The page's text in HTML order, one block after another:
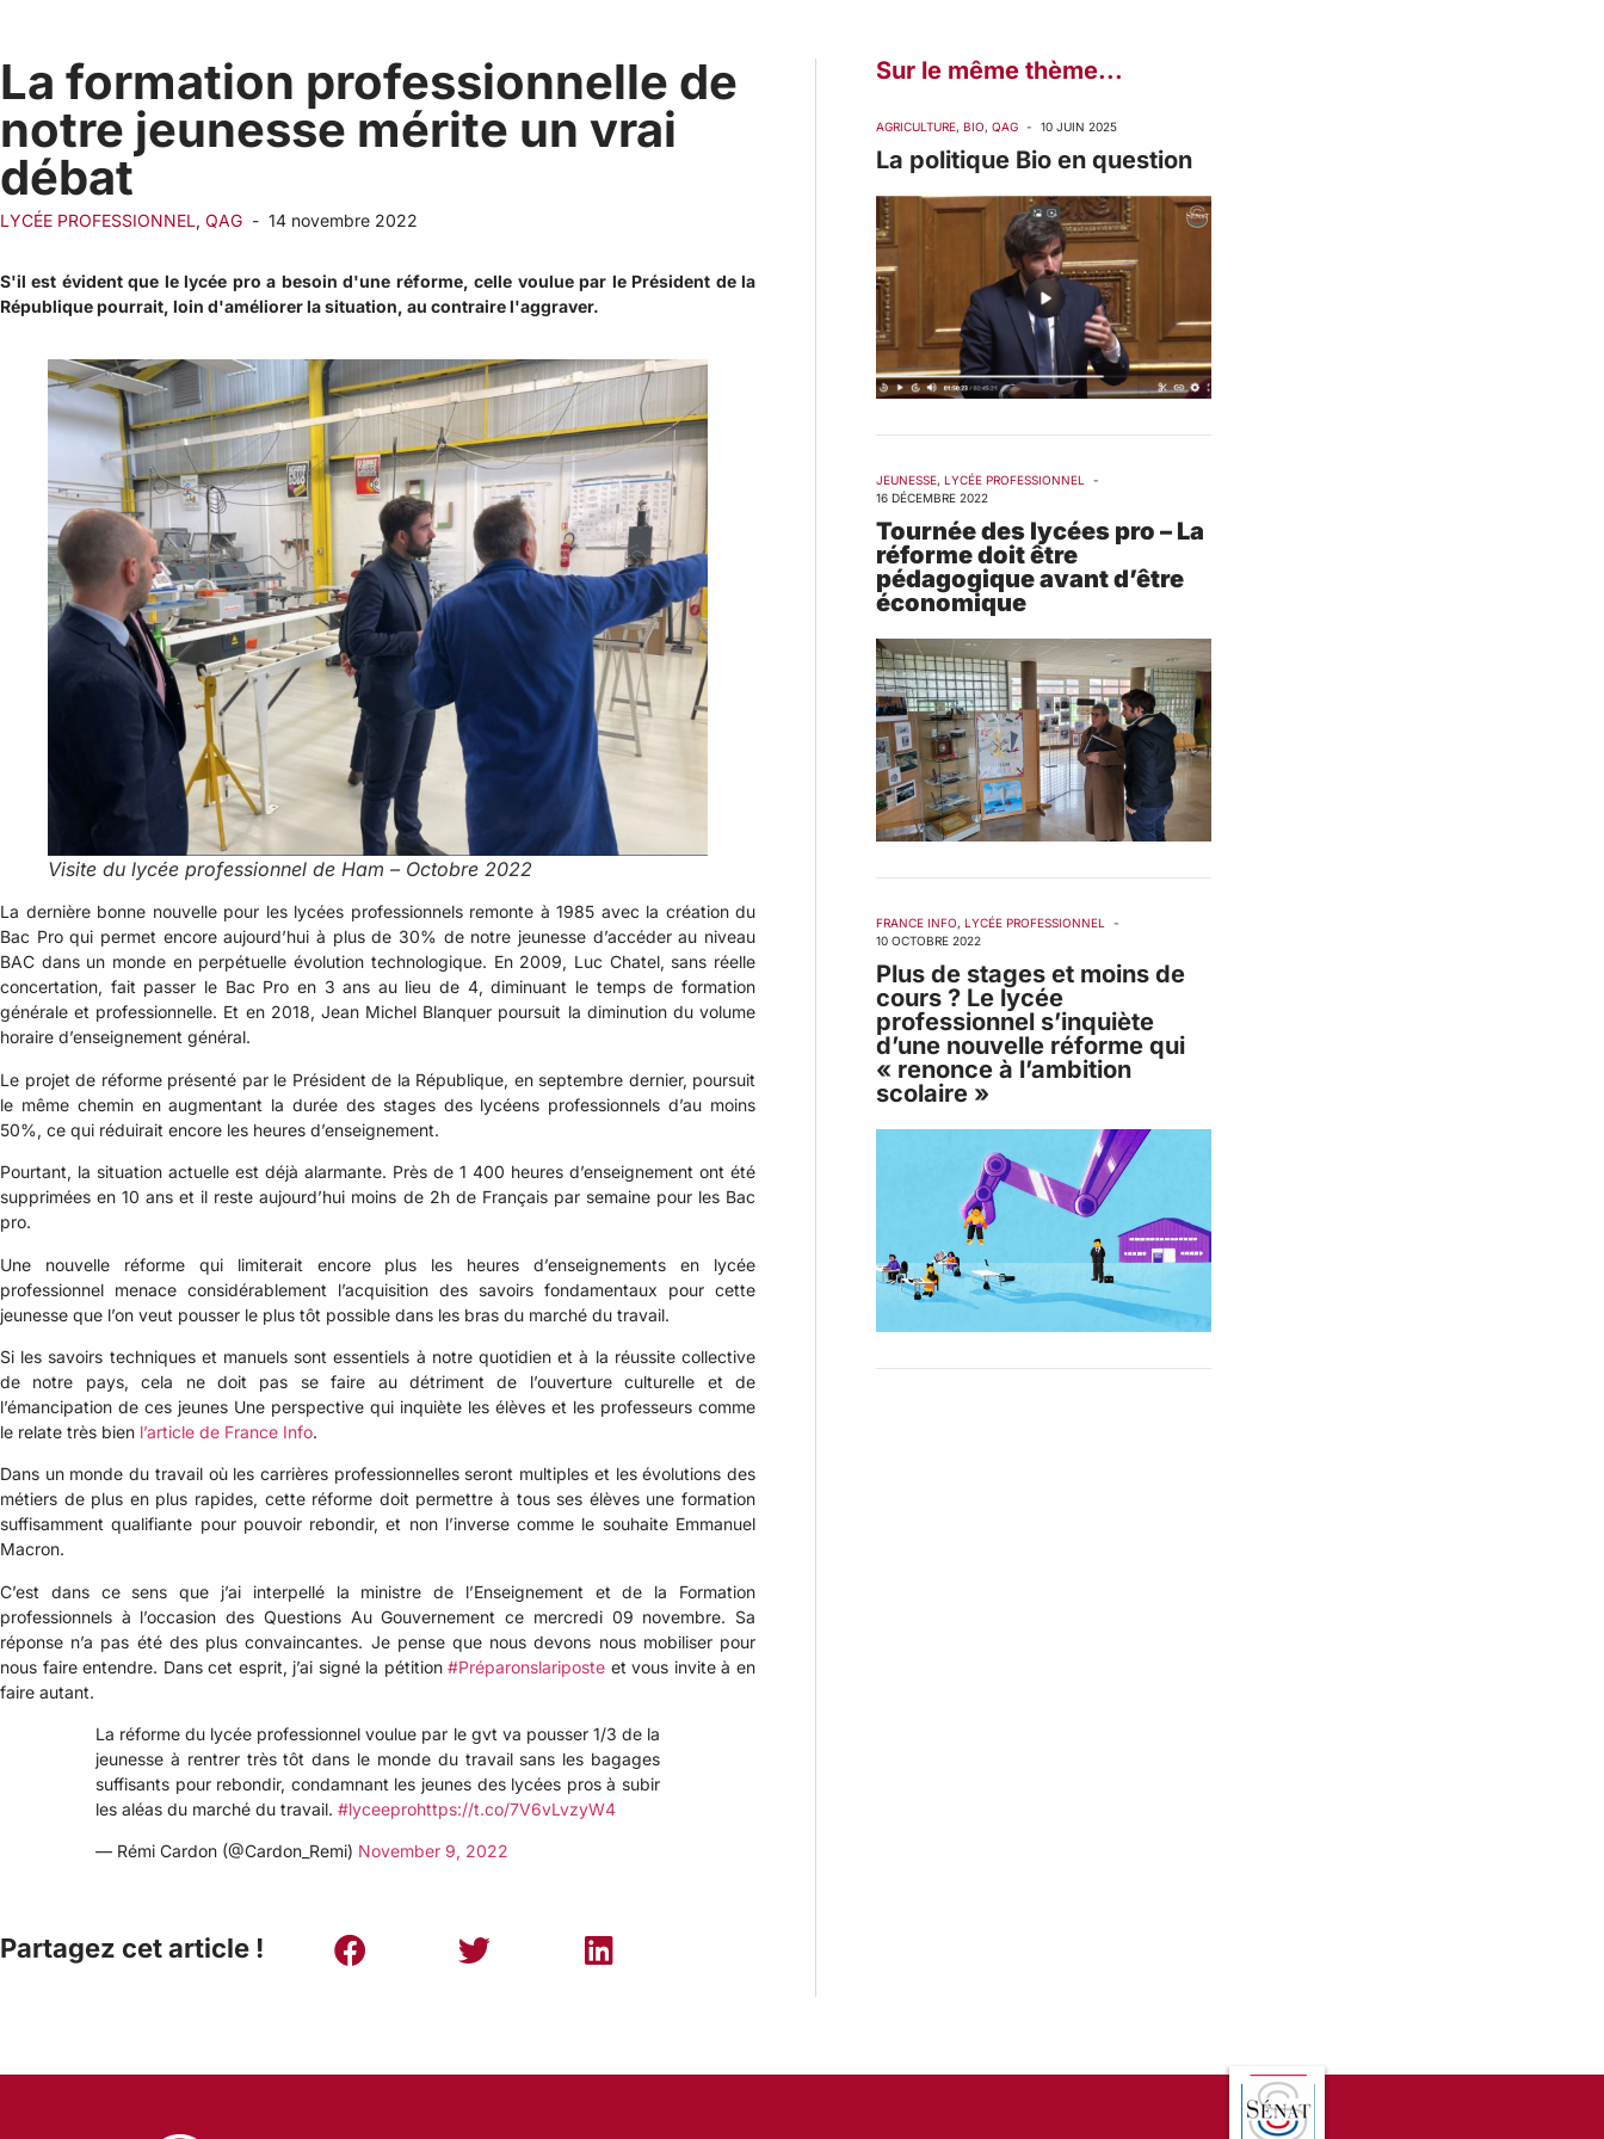
La formation professionnelle de
notre jeunesse mérite un vrai
débat
LYCÉE PROFESSIONNEL, QAG - 14 novembre 2022
S'il est évident que le lycée pro a besoin d'une réforme, celle voulue par le Président de la
République pourrait, loin d'améliorer la situation, au contraire l'aggraver.
Visite du lycée professionnel de Ham – Octobre 2022
La dernière bonne nouvelle pour les lycées professionnels remonte à 1985 avec la création du
Bac Pro qui permet encore aujourd’hui à plus de 30% de notre jeunesse d’accéder au niveau
BAC dans un monde en perpétuelle évolution technologique. En 2009, Luc Chatel, sans réelle
concertation, fait passer le Bac Pro en 3 ans au lieu de 4, diminuant le temps de formation
générale et professionnelle. Et en 2018, Jean Michel Blanquer poursuit la diminution du volume
horaire d’enseignement général.
Le projet de réforme présenté par le Président de la République, en septembre dernier, poursuit
le même chemin en augmentant la durée des stages des lycéens professionnels d’au moins
50%, ce qui réduirait encore les heures d’enseignement.
Pourtant, la situation actuelle est déjà alarmante. Près de 1 400 heures d’enseignement ont été
supprimées en 10 ans et il reste aujourd’hui moins de 2h de Français par semaine pour les Bac
pro.
Une nouvelle réforme qui limiterait encore plus les heures d’enseignements en lycée
professionnel menace considérablement l’acquisition des savoirs fondamentaux pour cette
jeunesse que l’on veut pousser le plus tôt possible dans les bras du marché du travail.
Si les savoirs techniques et manuels sont essentiels à notre quotidien et à la réussite collective
de notre pays, cela ne doit pas se faire au détriment de l’ouverture culturelle et de
l’émancipation de ces jeunes Une perspective qui inquiète les élèves et les professeurs comme
le relate très bien l’article de France Info.
Dans un monde du travail où les carrières professionnelles seront multiples et les évolutions des
métiers de plus en plus rapides, cette réforme doit permettre à tous ses élèves une formation
suffisamment qualifiante pour pouvoir rebondir, et non l’inverse comme le souhaite Emmanuel
Macron.
C’est dans ce sens que j’ai interpellé la ministre de l’Enseignement et de la Formation
professionnels à l’occasion des Questions Au Gouvernement ce mercredi 09 novembre. Sa
réponse n’a pas été des plus convaincantes. Je pense que nous devons nous mobiliser pour
nous faire entendre. Dans cet esprit, j’ai signé la pétition#Préparonslariposte et vous invite à en
faire autant.
La réforme du lycée professionnel voulue par le gvt va pousser 1/3 de la
jeunesse à rentrer très tôt dans le monde du travail sans les bagages
suffisants pour rebondir, condamnant les jeunes des lycées pros à subir
les aléas du marché du travail. #lyceeprohttps://t.co/7V6vLvzyW4
— Rémi Cardon (@Cardon_Remi) November 9, 2022
Partagez cet article !
Sur le même thème...
AGRICULTURE, BIO, QAG - 10 JUIN 2025
La politique Bio en question
JEUNESSE, LYCÉE PROFESSIONNEL
-
16 DÉCEMBRE 2022
Tournée des lycées pro – La
réforme doit être
pédagogique avant d’être
économique
FRANCE INFO, LYCÉE PROFESSIONNEL
-
10 OCTOBRE 2022
Plus de stages et moins de
cours ? Le lycée
professionnel s’inquiète
d’une nouvelle réforme qui
« renonce à l’ambition
scolaire »